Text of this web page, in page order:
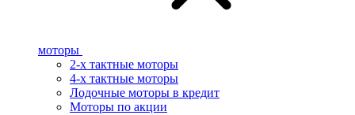
моторы
2-х тактные моторы
4-х тактные моторы
Лодочные моторы в кредит
Моторы по акции